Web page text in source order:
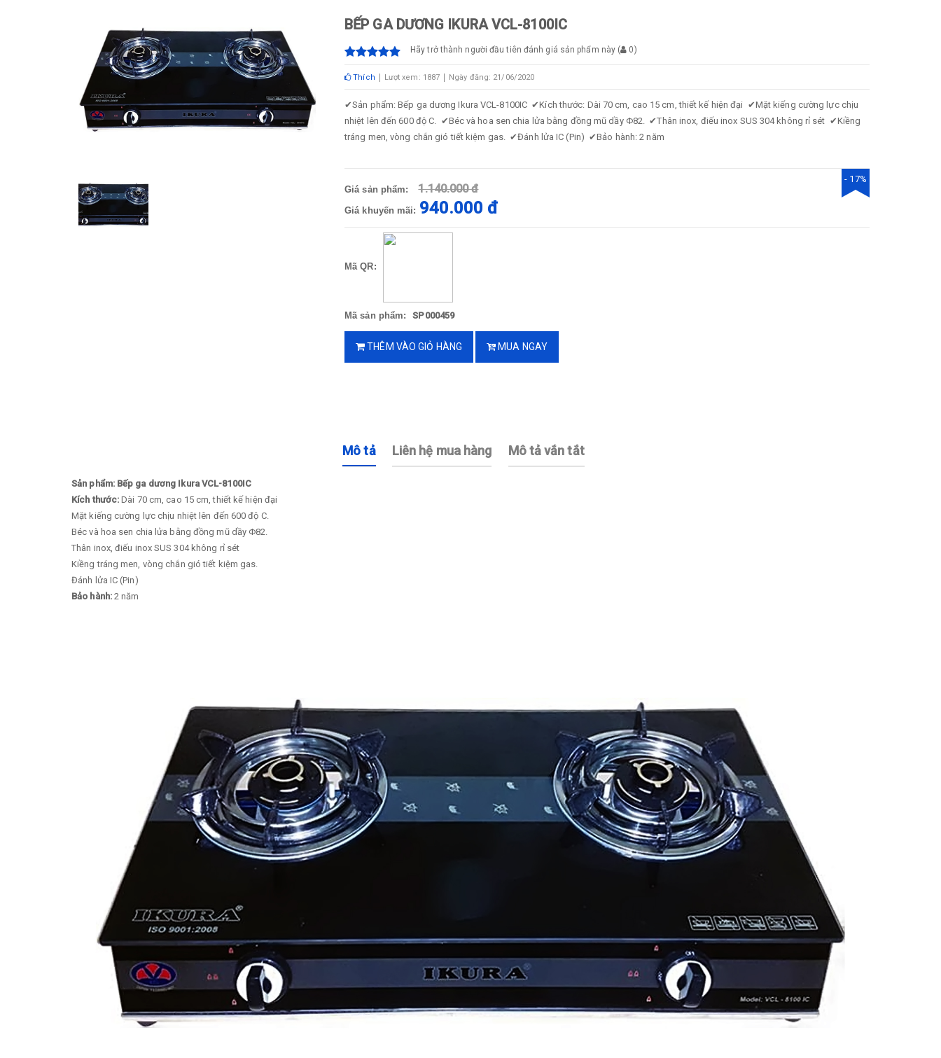
BẾP GA DƯƠNG IKURA VCL-8100IC
Hãy trở thành người đầu tiên đánh giá sản phẩm này ( 0)
Thích Lượt xem: 1887 Ngày đăng: 21/06/2020
✔Sản phẩm: Bếp ga dương Ikura VCL-8100IC ✔Kích thước: Dài 70 cm, cao 15 cm, thiết kế hiện đại ✔Mặt kiếng cường lực chịu
nhiệt lên đến 600 độ C. ✔Béc và hoa sen chia lửa bằng đồng mũ dầy Φ82. ✔Thân inox, điếu inox SUS 304 không rỉ sét ✔Kiềng
tráng men, vòng chắn gió tiết kiệm gas. ✔Đánh lửa IC (Pin) ✔Bảo hành: 2 năm
Giá sản phẩm: 1.140.000 đ
Giá khuyến mãi: 940.000 đ
- 17%
Mã QR:
Mã sản phẩm: SP000459
THÊM VÀO GIỎ HÀNG MUA NGAY
Mô tả Liên hệ mua hàng Mô tả vắn tắt
Sản phẩm: Bếp ga dương Ikura VCL-8100IC
Kích thước:Dài 70 cm, cao 15 cm, thiết kế hiện đại
Mặt kiếng cường lực chịu nhiệt lên đến 600 độ C.
Béc và hoa sen chia lửa bằng đồng mũ dầy Φ82.
Thân inox, điếu inox SUS 304 không rỉ sét
Kiềng tráng men, vòng chắn gió tiết kiệm gas.
Đánh lửa IC (Pin)
Bảo hành:2 năm